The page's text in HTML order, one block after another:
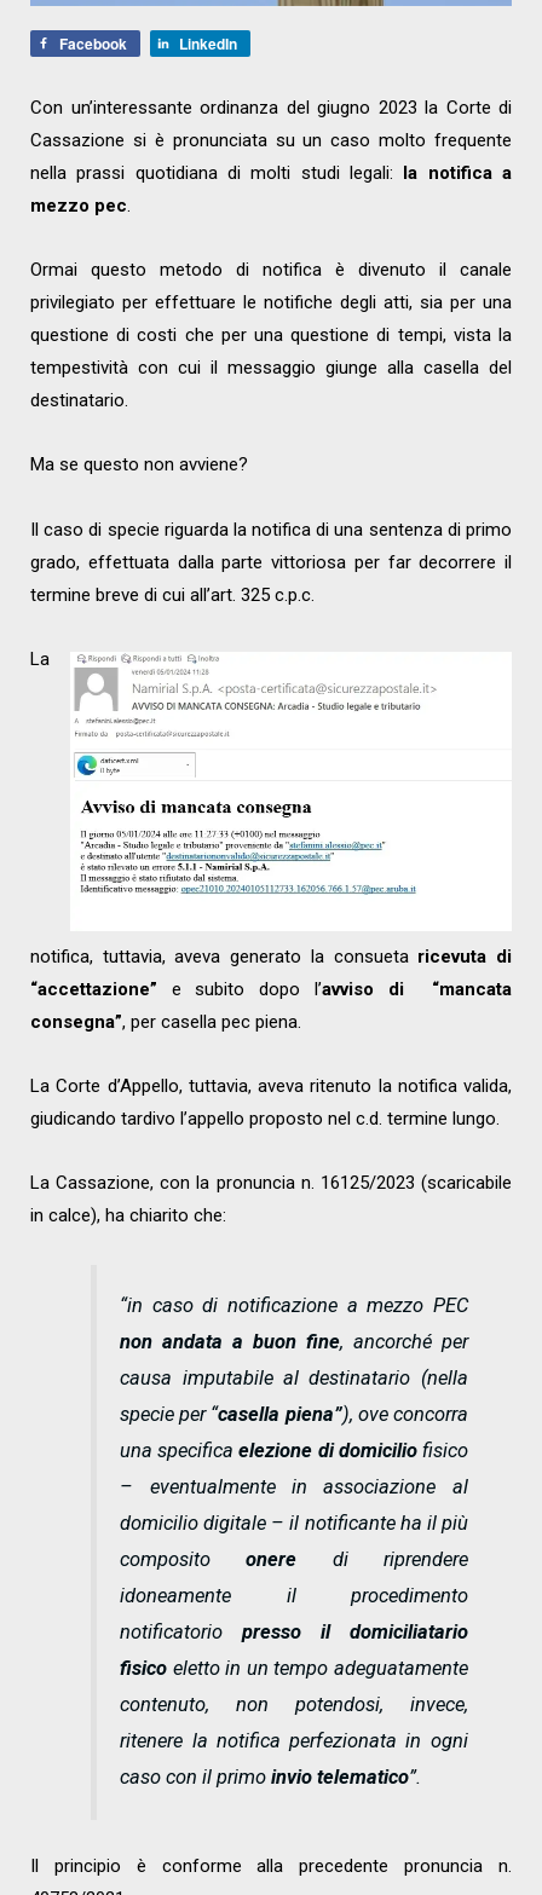
Facebook LinkedIn
Con un’interessante ordinanza del giugno 2023 la Corte di
Cassazione si è pronunciata su un caso molto frequente
nella prassi quotidiana di molti studi legali: la notifica a
mezzo pec.
Ormai questo metodo di notifica è divenuto il canale
privilegiato per effettuare le notifiche degli atti, sia per una
questione di costi che per una questione di tempi, vista la
tempestività con cui il messaggio giunge alla casella del
destinatario.
Ma se questo non avviene?
Il caso di specie riguarda la notifica di una sentenza di primo
grado, effettuata dalla parte vittoriosa per far decorrere il
termine breve di cui all’art. 325 c.p.c.
La
notifica, tuttavia, aveva generato la consueta ricevuta di
“accettazione” e subito dopo l’avviso di “mancata
consegna”, per casella pec piena.
La Corte d’Appello, tuttavia, aveva ritenuto la notifica valida,
giudicando tardivo l’appello proposto nel c.d. termine lungo.
La Cassazione, con la pronuncia n. 16125/2023 (scaricabile
in calce), ha chiarito che:
“in caso di notificazione a mezzo PEC
non andata a buon fine, ancorché per
causa imputabile al destinatario (nella
specie per “casella piena”), ove concorra
una specificaelezione di domiciliofisico
– eventualmente in associazione al
domicilio digitale – il notificante ha il più
composito onere di riprendere
idoneamente il procedimento
notificatoriopresso il domiciliatario
fisico eletto in un tempo adeguatamente
contenuto, non potendosi, invece,
ritenere la notifica perfezionata in ogni
caso con il primoinvio telematico”.
Il principio è conforme alla precedente pronuncia n.